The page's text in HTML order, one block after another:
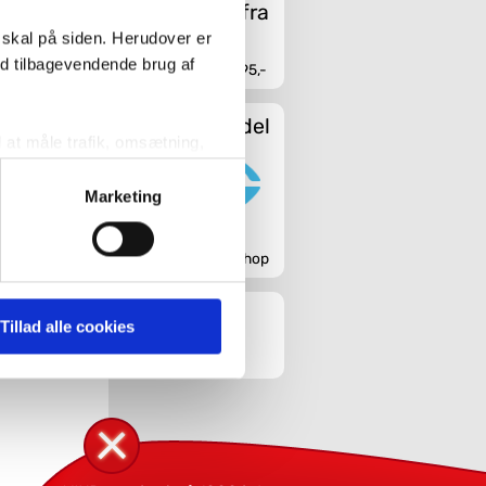
på siden. Herudover er
tilbagevendende brug af
kan du se hvilke
cookies. Du har
det ligeledes muligt, at
Marketing
Tillad alle cookies
Fri fragt fra 4.995,-
Sikker handel
Godkendt webshop